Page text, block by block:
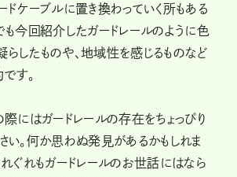
ドケーブルに置き換わっていく所もある
も今回紹介したガードレールのように色
したものや、地域性を感じるものなど
す。
際にはガードレールの存在をちょっぴり
い。何か思わぬ発見があるかもしれま
れぐれもガードレールのお世話にはなら